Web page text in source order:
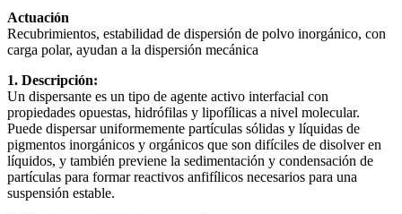
Actuación
Recubrimientos, estabilidad de dispersión de polvo inorgánico, con
carga polar, ayudan a la dispersión mecánica
1. Descripción:
Un dispersante es un tipo de agente activo interfacial con
propiedades opuestas, hidrófilas y lipofílicas a nivel molecular.
Puede dispersar uniformemente partículas sólidas y líquidas de
pigmentos inorgánicos y orgánicos que son difíciles de disolver en
líquidos, y también previene la sedimentación y condensación de
partículas para formar reactivos anfifílicos necesarios para una
suspensión estable.